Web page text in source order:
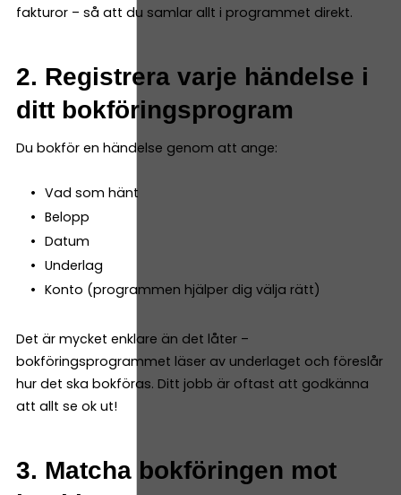
fakturor – så att du samlar allt i programmet direkt.
2. Registrera varje händelse i
ditt bokföringsprogram
Du bokför en händelse genom att ange:
Vad som hänt
Belopp
Datum
Underlag
Konto (programmen hjälper dig välja rätt)
Det är mycket enklare än det låter –
bokföringsprogrammet läser av underlaget och föreslår
hur det ska bokföras. Ditt jobb är oftast att godkänna
att allt se ok ut!
3. Matcha bokföringen mot